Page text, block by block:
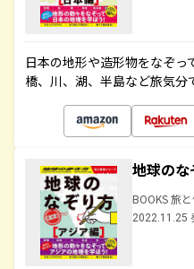
日本の地形や造形物をなぞ
橋、川、湖、半島など旅気分
地球の
BOOKS 旅
2022.11.25